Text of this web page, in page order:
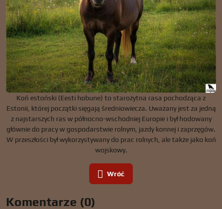
Koń estoński (Eesti hobune) to starożytna rasa pochodząca z
Estonii, której początki sięgają średniowiecza. Uważany jest za jedną
z najstarszych ras w północno-wschodniej Europie i był hodowany
głównie do pracy w gospodarstwie rolnym, jazdy konnej i zaprzęgów.
W przeszłości był wykorzystywany do prac rolnych, ale także jako koń
wojskowy.
Wróć
Komentarze (0)